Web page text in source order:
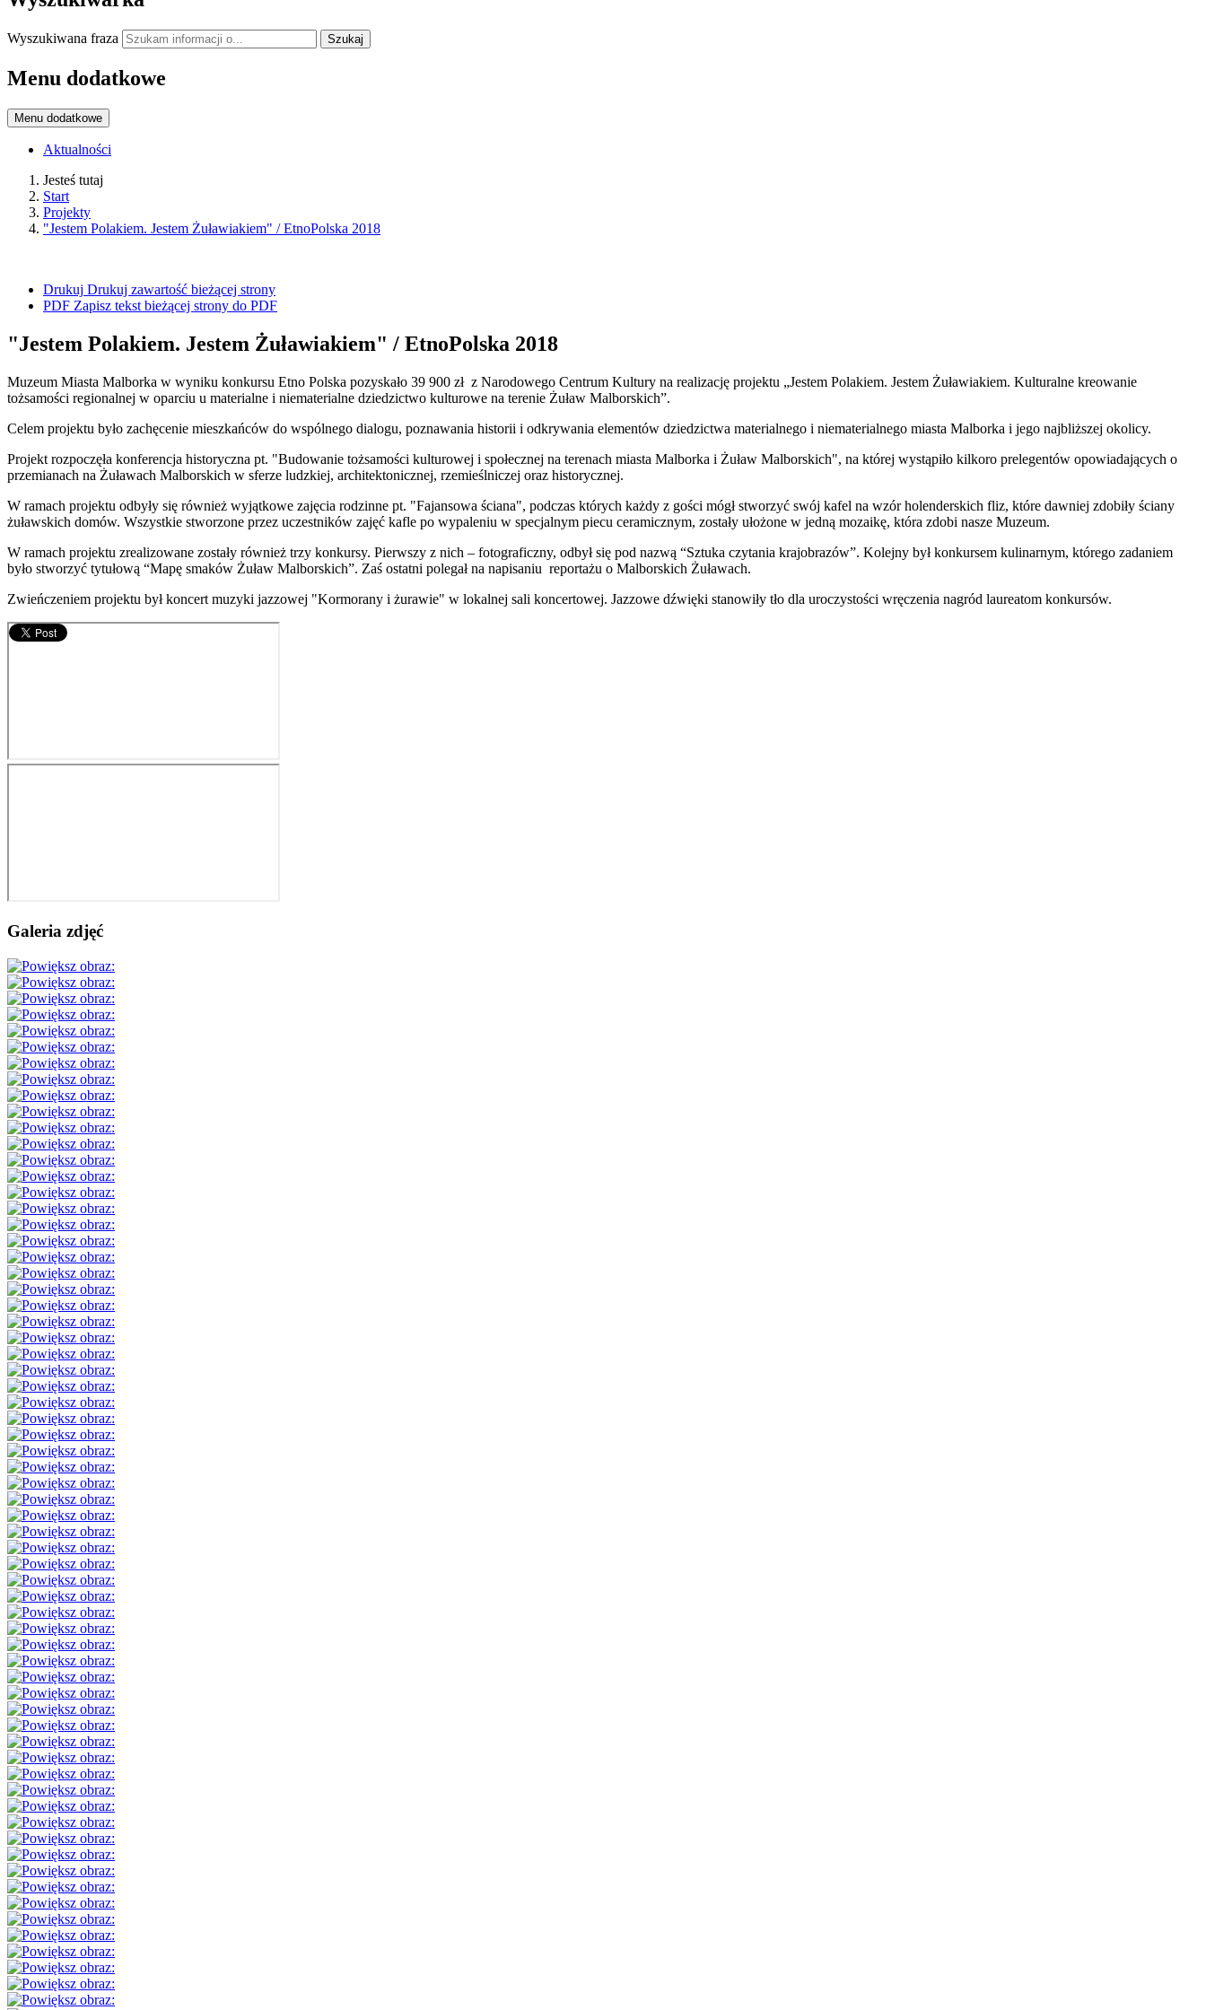
Wyszukiwana fraza Szukaj
Menu dodatkowe
Menu dodatkowe
Aktualności
Jesteś tutaj
Start
Projekty
"Jestem Polakiem. Jestem Żuławiakiem" / EtnoPolska 2018
Drukuj Drukuj zawartość bieżącej strony
PDF Zapisz tekst bieżącej strony do PDF
"Jestem Polakiem. Jestem Żuławiakiem" / EtnoPolska 2018
Muzeum Miasta Malborka w wyniku konkursu Etno Polska pozyskało 39 900 zł z Narodowego Centrum Kultury na realizację projektu „Jestem Polakiem. Jestem Żuławiakiem. Kulturalne kreowanie
tożsamości regionalnej w oparciu u materialne i niematerialne dziedzictwo kulturowe na terenie Żuław Malborskich”.
Celem projektu było zachęcenie mieszkańców do wspólnego dialogu, poznawania historii i odkrywania elementów dziedzictwa materialnego i niematerialnego miasta Malborka i jego najbliższej okolicy.
Projekt rozpoczęła konferencja historyczna pt. "Budowanie tożsamości kulturowej i społecznej na terenach miasta Malborka i Żuław Malborskich", na której wystąpiło kilkoro prelegentów opowiadających o
przemianach na Żuławach Malborskich w sferze ludzkiej, architektonicznej, rzemieślniczej oraz historycznej.
W ramach projektu odbyły się również wyjątkowe zajęcia rodzinne pt. "Fajansowa ściana", podczas których każdy z gości mógł stworzyć swój kafel na wzór holenderskich fliz, które dawniej zdobiły ściany
żuławskich domów. Wszystkie stworzone przez uczestników zajęć kafle po wypaleniu w specjalnym piecu ceramicznym, zostały ułożone w jedną mozaikę, która zdobi nasze Muzeum.
W ramach projektu zrealizowane zostały również trzy konkursy. Pierwszy z nich – fotograficzny, odbył się pod nazwą “Sztuka czytania krajobrazów”. Kolejny był konkursem kulinarnym, którego zadaniem
było stworzyć tytułową “Mapę smaków Żuław Malborskich”. Zaś ostatni polegał na napisaniu reportażu o Malborskich Żuławach.
Zwieńczeniem projektu był koncert muzyki jazzowej "Kormorany i żurawie" w lokalnej sali koncertowej. Jazzowe dźwięki stanowiły tło dla uroczystości wręczenia nagród laureatom konkursów.
Galeria zdjęć